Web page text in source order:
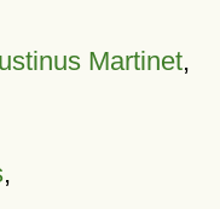
Martinet,
,